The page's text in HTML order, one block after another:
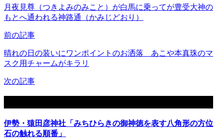
月夜見尊（つきよみのみこと）が白馬に乗ってが豊受大神の
もとへ通われる神路通（かみじどおり）
前の記事
晴れの日の装いにワンポイントのお洒落 あこや本真珠のマ
スク用チャームがキラリ
次の記事
伊勢・猿田彦神社「みちひらきの御神徳を表す八角形の方位
石の触れる順番」